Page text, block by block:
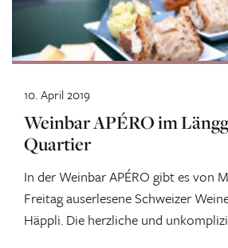
Weinbar APÉRO im
Quartier
In der Weinbar APÉRO gibt es von
Freitag auserlesene Schweizer
Häppli. Die herzliche und
10. April 2019